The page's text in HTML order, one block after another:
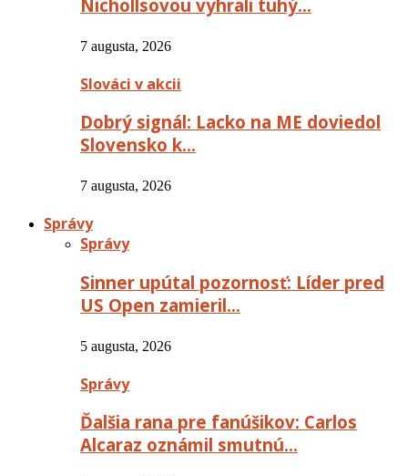
Nichollsovou vyhrali tuhý…
7 augusta, 2026
Slováci v akcii
Dobrý signál: Lacko na ME doviedol
Slovensko k…
7 augusta, 2026
Správy
Správy
Sinner upútal pozornosť: Líder pred
US Open zamieril…
5 augusta, 2026
Správy
Ďalšia rana pre fanúšikov: Carlos
Alcaraz oznámil smutnú…